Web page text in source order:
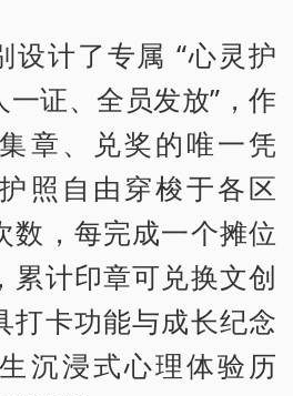
设计了专属 “心灵护
一证、全员发放”，作
章、兑奖的唯一凭
照自由穿梭于各区
数，每完成一个摊位
累计印章可兑换文创
打卡功能与成长纪念
沉浸式心理体验历